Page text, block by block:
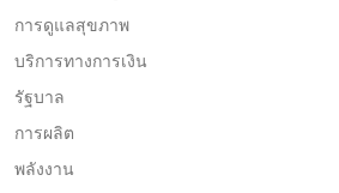
การดูแลสุขภาพ
บริการทางการเงิน
รัฐบาล
การผลิต
พลังงาน